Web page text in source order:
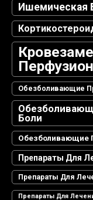
Ишемическая
Обезболивающие
Боли
Обезболивающие
Препараты Для
Препараты Для
Препараты Для